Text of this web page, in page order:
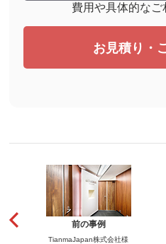
費用や具体的なご
お見積り・
前の事例
TianmaJapan株式会社様